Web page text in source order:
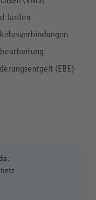
Tarifen
(EBE)